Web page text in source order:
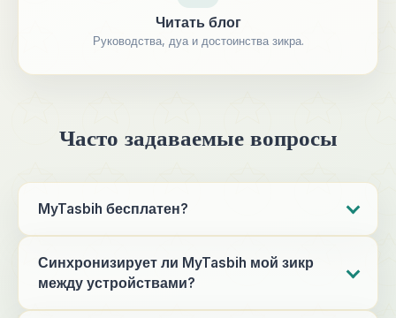
Читать блог
Руководства, дуа и достоинства зикра.
Часто задаваемые вопросы
MyTasbih бесплатен?
Синхронизирует ли MyTasbih мой зикр
между устройствами?